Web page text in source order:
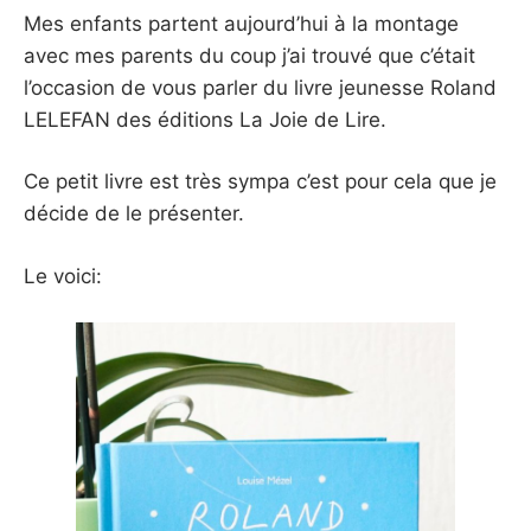
Mes enfants partent aujourd’hui à la montage
avec mes parents du coup j’ai trouvé que c’était
l’occasion de vous parler du livre jeunesse Roland
LELEFAN des éditions La Joie de Lire.
Ce petit livre est très sympa c’est pour cela que je
décide de le présenter.
Le voici: